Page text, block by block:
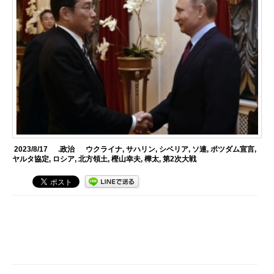
2023/8/17 .政治 ウクライナ, サハリン, シベリア, ソ連, ポツダム宣言,
ヤルタ協定, ロシア,北方領土,樫山幸夫,樺太,第2次大戦